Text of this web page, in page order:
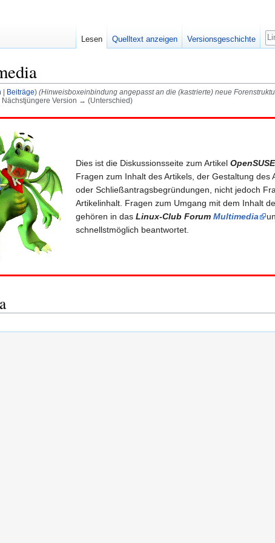
Beiträge) (Hinweisboxeinbindung angepasst an die (kastrierte) neue
Nächstjüngere Version → (Unterschied)
Dies ist die Diskussionsseite zum Artikel
Fragen zum Inhalt des Artikels, der Gestaltung des
oder Schließantragsbegründungen, nicht jedoch
Artikelinhalt. Fragen zum Umgang mit dem Inhalt
gehören in das Linux-Club Forum Multimedia
schnellstmöglich beantwortet.
Lesen Quelltext anzeigen Versionsgeschichte